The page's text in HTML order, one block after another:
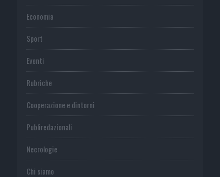
Economia
Sport
Eventi
Rubriche
Cooperazione e dintorni
Publiredazionali
Necrologie
Chi siamo